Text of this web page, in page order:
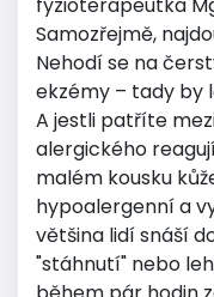
fyzioterapeutka
Samozřejmě,
Nehodí se na
ekzémy – tady by
A jestli patříte
alergického
malém kousku
hypoalergenní a
většina lidí snáší
"stáhnutí" nebo